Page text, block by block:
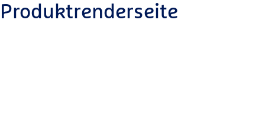
Produktrenderseite